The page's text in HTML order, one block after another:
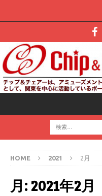
HOME 2021 2月
月:2021年2月